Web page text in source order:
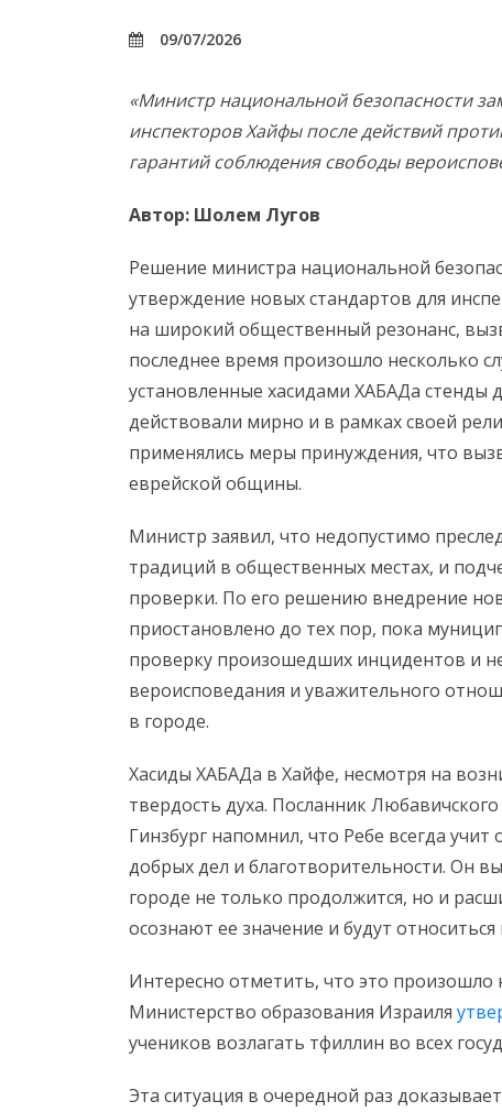
09/07/2026
«Министр национальной безопасности
инспекторов Хайфы после действий
гарантий соблюдения свободы
Автор: Шолем Лугов
Решение министра национальной
утверждение новых стандартов для
на широкий общественный резонанс,
последнее время произошло несколько
установленные хасидами ХАБАДа стенды
действовали мирно и в рамках своей
применялись меры принуждения, что
еврейской общины.
Министр заявил, что недопустимо
традиций в общественных местах, и
проверки. По его решению внедрение
приостановлено до тех пор, пока
проверку произошедших инцидентов и
вероисповедания и уважительного
в городе.
Хасиды ХАБАДа в Хайфе, несмотря на
твердость духа. Посланник
Гинзбург напомнил, что Ребе всегда
добрых дел и благотворительности. Он
городе не только продолжится, но и
осознают ее значение и будут
Интересно отметить, что это произошло
Министерство образования Израиля
учеников возлагать тфиллин во всех
Эта ситуация в очередной раз